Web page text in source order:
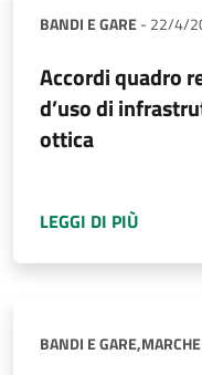
BANDI E GARE- 22/4/
Accordi quadro
d’uso di
ottica
LEGGI DI PIÙ
BANDI E GARE,MARCHE